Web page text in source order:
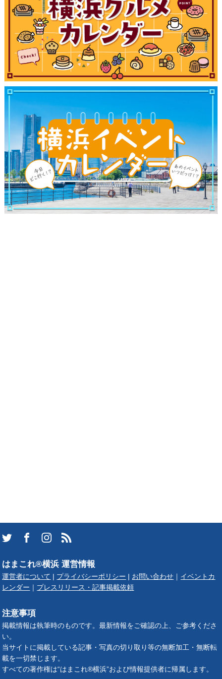
ブログ記事
サイトについて
はまこれ®横浜 運営情報
運営者について プライバシーポリシー お問い合わせ
イベントカ
レンダー
プレスリリース・記事掲載依頼
注意事項
掲載情報は執筆時のものです。最新情報をご確認の上、ご参考くださ
い。
当サイトに掲載している記事・写真の切り取り等の無断加工・無断転
載を一切禁じます。
すべての著作権は“はまこれ®横浜”および情報提供者に帰属します。